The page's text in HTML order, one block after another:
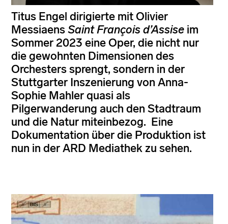
Titus Engel dirigierte mit Olivier
MessiaensSaint François d’Assise im
Sommer 2023 eine Oper, die nicht nur
die gewohnten Dimensionen des
Orchesters sprengt, sondern in der
Stuttgarter Inszenierung von Anna-
Sophie Mahler quasi als
Pilgerwanderung auch den Stadtraum
und die Natur miteinbezog. Eine
Dokumentation über die Produktion ist
nun in der ARD Mediathek zu sehen.